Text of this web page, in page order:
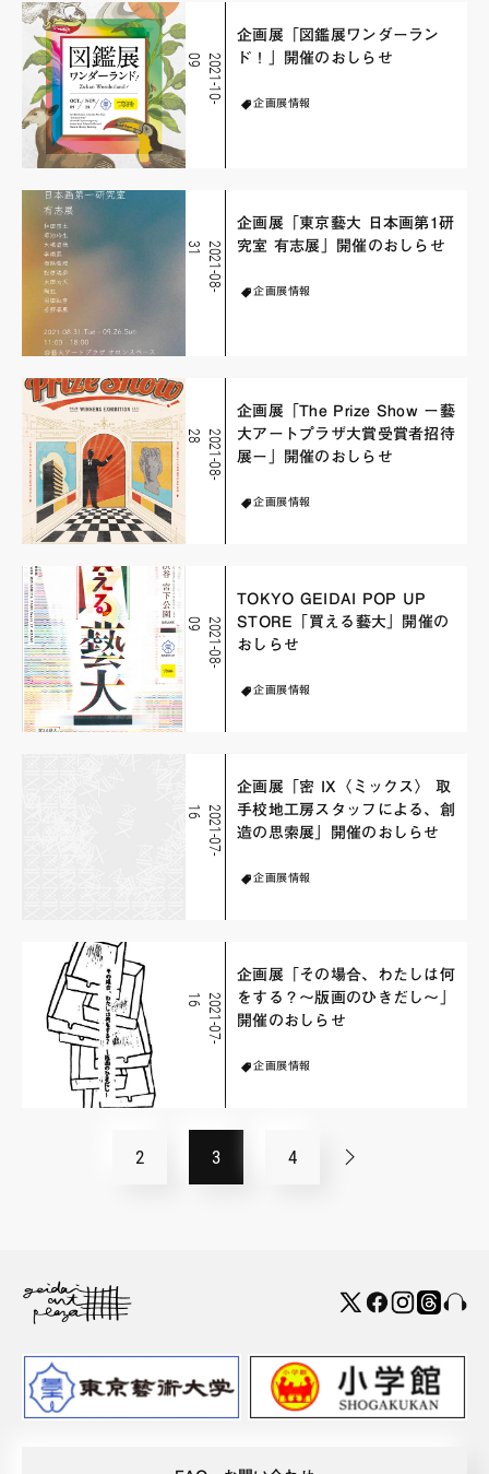
2
0
2
1
-
1
0
-
0
9
企画展「図鑑展ワンダーラン
ド！」開催のおしらせ
企画展情報
2
0
2
1
-
0
8
-
3
1
企画展「東京藝大 日本画第1研
究室 有志展」開催のおしらせ
企画展情報
2
0
2
1
-
0
8
-
2
8
企画展「The Prize Show ー藝
大アートプラザ大賞受賞者招待
展ー」開催のおしらせ
企画展情報
2
0
2
1
-
0
8
-
0
9
TOKYO GEIDAI POP UP
STORE「買える藝大」開催の
おしらせ
企画展情報
2
0
2
1
-
0
7
-
1
6
企画展「密 IX〈ミックス〉 取
手校地工房スタッフによる、創
造の思索展」開催のおしらせ
企画展情報
2
0
2
1
-
0
7
-
1
6
企画展「その場合、わたしは何
をする？〜版画のひきだし〜」
開催のおしらせ
企画展情報
2 3 4